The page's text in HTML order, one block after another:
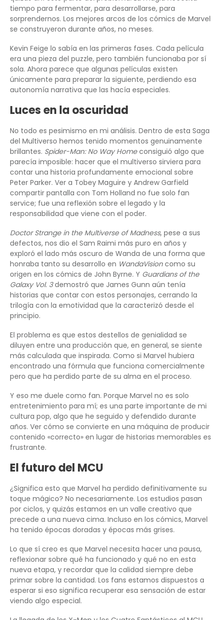
tiempo para fermentar, para desarrollarse, para
sorprendernos. Los mejores arcos de los cómics de Marvel
se construyeron durante años, no meses.
Kevin Feige lo sabía en las primeras fases. Cada película
era una pieza del puzzle, pero también funcionaba por sí
sola. Ahora parece que algunas películas existen
únicamente para preparar la siguiente, perdiendo esa
autonomía narrativa que las hacía especiales.
Luces en la oscuridad
No todo es pesimismo en mi análisis. Dentro de esta Saga
del Multiverso hemos tenido momentos genuinamente
brillantes. Spider-Man: No Way Homeconsiguió algo que
parecía imposible: hacer que el multiverso sirviera para
contar una historia profundamente emocional sobre
Peter Parker. Ver a Tobey Maguire y Andrew Garfield
compartir pantalla con Tom Holland no fue solo fan
service; fue una reflexión sobre el legado y la
responsabilidad que viene con el poder.
Doctor Strange in the Multiverse of Madness, pese a sus
defectos, nos dio el Sam Raimi más puro en años y
exploró el lado más oscuro de Wanda de una forma que
honraba tanto su desarrollo en WandaVisioncomo su
origen en los cómics de John Byrne. Y Guardians of the
Galaxy Vol. 3demostró que James Gunn aún tenía
historias que contar con estos personajes, cerrando la
trilogía con la emotividad que la caracterizó desde el
principio.
El problema es que estos destellos de genialidad se
diluyen entre una producción que, en general, se siente
más calculada que inspirada. Como si Marvel hubiera
encontrado una fórmula que funciona comercialmente
pero que ha perdido parte de su alma en el proceso.
Y eso me duele como fan. Porque Marvel no es solo
entretenimiento para mí; es una parte importante de mi
cultura pop, algo que he seguido y defendido durante
años. Ver cómo se convierte en una máquina de producir
contenido «correcto» en lugar de historias memorables es
frustrante.
El futuro del MCU
¿Significa esto que Marvel ha perdido definitivamente su
toque mágico? No necesariamente. Los estudios pasan
por ciclos, y quizás estamos en un valle creativo que
precede a una nueva cima. Incluso en los cómics, Marvel
ha tenido épocas doradas y épocas más grises.
Lo que sí creo es que Marvel necesita hacer una pausa,
reflexionar sobre qué ha funcionado y qué no en esta
nueva etapa, y recordar que la calidad siempre debe
primar sobre la cantidad. Los fans estamos dispuestos a
esperar si eso significa recuperar esa sensación de estar
viendo algo especial.